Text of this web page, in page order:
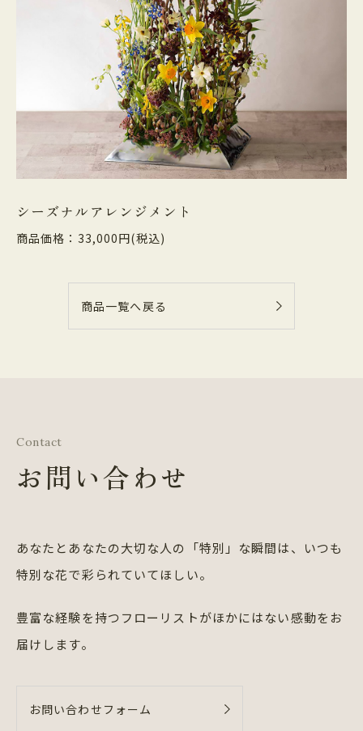
シーズナルアレンジメント
商品価格：33,000円(税込)
商品一覧へ戻る
Contact
お問い合わせ
あなたとあなたの大切な人の「特別」な瞬間は、
いつも
特別な花で彩られていてほしい。
豊富な経験を持つフローリストがほかにはない感動をお
届けします。
お問い合わせフォーム